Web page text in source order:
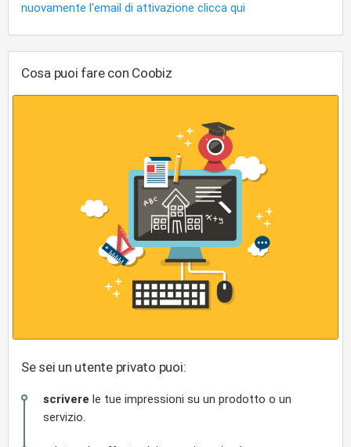
nuovamente l'email di attivazione clicca qui
Cosa puoi fare con Coobiz
Se sei un utente privato puoi:
scrivere le tue impressioni su un prodotto o un
servizio.